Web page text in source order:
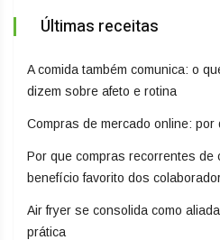
Últimas receitas
A comida também comunica: o
dizem sobre afeto e rotina
Compras de mercado online: por
Por que compras recorrentes de
benefício favorito dos
Air fryer se consolida como
prática